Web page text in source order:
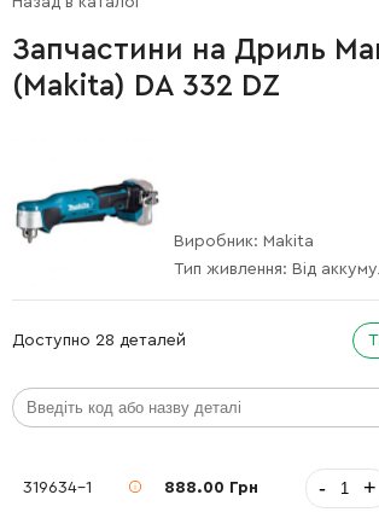
Запчастини на Дриль
(Makita) DA 332 DZ
Виробник: Makita
Тип живлення: Від
Доступно 28 деталей
319634-1 888.00 Грн - +